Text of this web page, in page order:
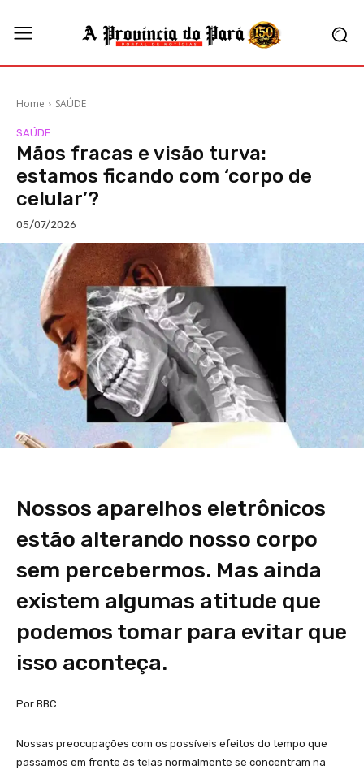
Home SAÚDE
SAÚDE
Mãos fracas e visão turva:
estamos ficando com ‘corpo de
celular’?
05/07/2026
Nossos aparelhos eletrônicos
estão alterando nosso corpo
sem percebermos. Mas ainda
existem algumas atitude que
podemos tomar para evitar que
isso aconteça.
Por BBC
Nossas preocupações com os possíveis efeitos do tempo que
passamos em frente às telas normalmente se concentram na